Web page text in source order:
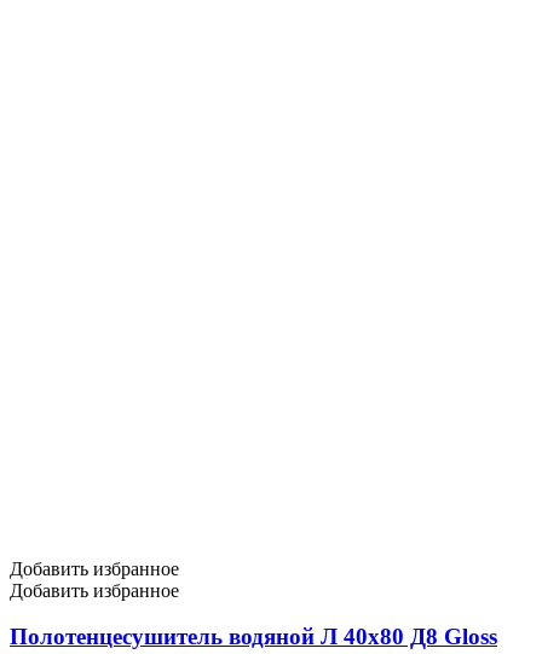
Добавить избранное
Добавить избранное
Полотенцесушитель водяной Л 40х80 Д8 Gloss